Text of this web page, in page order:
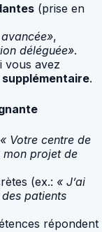
(prise en
,
déléguée».
vous avez
.
« Votre centre de
projet de
(ex.: « J’ai
patients
répondent